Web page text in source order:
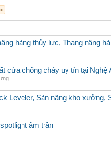
hàng thủy lực, Thang nâng
cửa chống cháy uy tín tại Nghệ
Leveler, Sàn nâng kho xưởng,
âm trần